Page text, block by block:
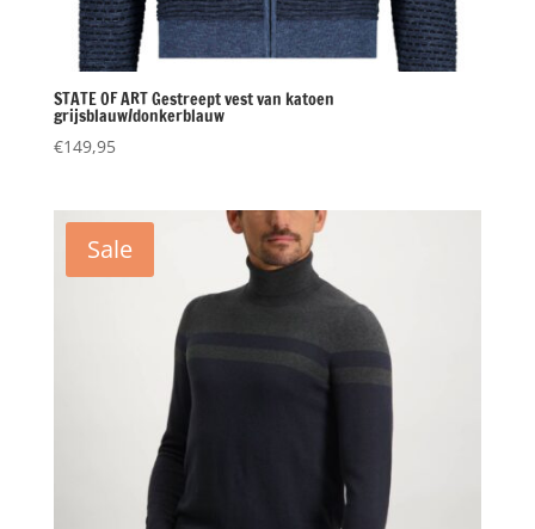
STATE OF ART Gestreept vest van katoen
grijsblauw/donkerblauw
€149,95
Sale